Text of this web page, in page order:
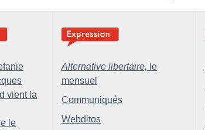
vient la
le
Alternative libertaire, le
mensuel
Communiqués
Webditos